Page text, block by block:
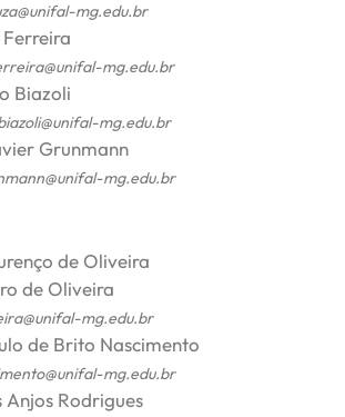
mg.edu.br
mg.edu.br
Biazoli
mg.edu.br
Grunmann
mg.edu.br
de Oliveira
de Oliveira
mg.edu.br
de Brito Nascimento
mg.edu.br
Anjos Rodrigues